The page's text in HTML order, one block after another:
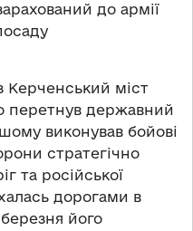
до армії
Керченський міст
перетнув державний
виконував бойові
стратегічно
та російської
дорогами в
березня його